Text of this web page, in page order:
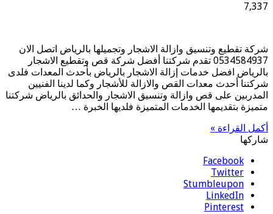
7,337
شركة تقطيع وتنسيق وازالة الاشجار وتجميلها بالرياض اتصل الان
0534584937 تقدم شركتنا أفضل شركة قص وتقطيع الاشجار
بالرياض افضل خدمات إزالة الاشجار بالرياض بأحدث المعدات فلدى
شركتنا أحدث معدات القص والازالة للأشجار وكما لدينا الفنيين
المدربين على قص وازالة وتنسيق الاشجار والحدائق بالرياض شركتنا
متميزة بتقديمها الخدمات المتميزة فلديها الخبرة …
أكمل القراءة »
شاركها
Facebook
Twitter
Stumbleupon
LinkedIn
Pinterest